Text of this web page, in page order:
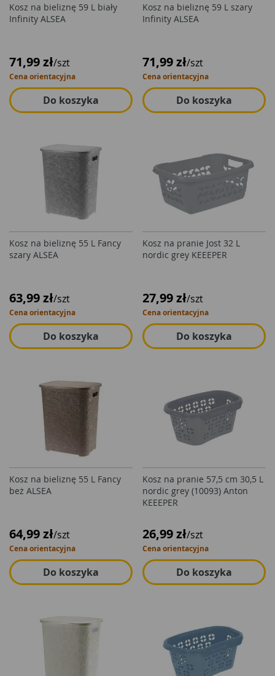
Kosz na bieliznę 59 L biały
Infinity ALSEA
71,99 zł/szt
Cena orientacyjna
Do koszyka
Kosz na bieliznę 59 L szary
Infinity ALSEA
71,99 zł/szt
Cena orientacyjna
Do koszyka
Kosz na bieliznę 55 L Fancy
szary ALSEA
63,99 zł/szt
Cena orientacyjna
Do koszyka
Kosz na pranie Jost 32 L
nordic grey KEEEPER
27,99 zł/szt
Cena orientacyjna
Do koszyka
Kosz na bieliznę 55 L Fancy
beż ALSEA
64,99 zł/szt
Cena orientacyjna
Do koszyka
Kosz na pranie 57,5 cm 30,5 L
nordic grey (10093) Anton
KEEEPER
26,99 zł/szt
Cena orientacyjna
Do koszyka